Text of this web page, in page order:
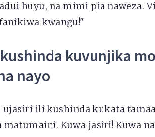
huyu, na mimi pia naweza.
kwangu!"
kuvunjika
nayo
ili kushinda kukata
Kuwa jasiri! Kuwa na